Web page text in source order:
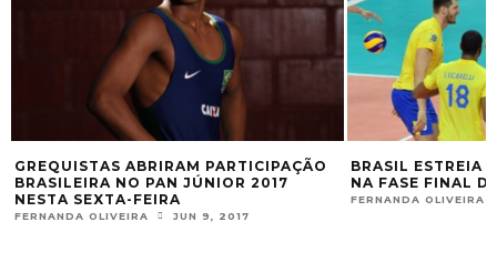
GREQUISTAS ABRIRAM PARTICIPAÇÃO
BRASILEIRA NO PAN JÚNIOR 2017
NESTA SEXTA-FEIRA
FERNANDA OLIVEIRA JUN 9, 2017
BRASIL ESTREIA
NA FASE FINAL
FERNANDA OLIVEIRA